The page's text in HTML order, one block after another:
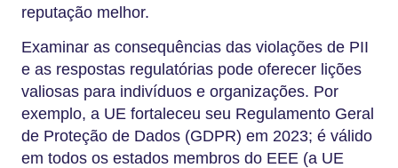
reputação melhor.
Examinar as consequências das violações de PII
e as respostas regulatórias pode oferecer lições
valiosas para indivíduos e organizações. Por
exemplo, a UE fortaleceu seu Regulamento Geral
de Proteção de Dados (GDPR) em 2023; é válido
em todos os estados membros do EEE (a UE